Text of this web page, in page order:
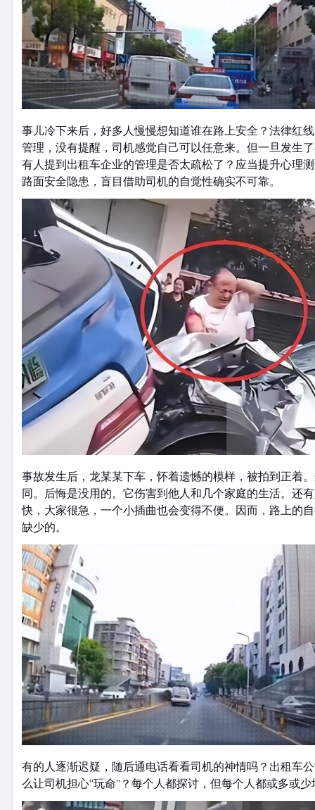
事儿冷下来后，好多人慢慢想知道谁在路上安全？法律红
管理，没有提醒，司机感觉自己可以任意来。但一旦发生
有人提到出租车企业的管理是否太疏松了？应当提升心理
路面安全隐患，盲目借助司机的自觉性确实不可靠。
事故发生后，龙某某下车，怀着遗憾的模样，被拍到正着
同。后悔是没用的。它伤害到他人和几个家庭的生活。还
快，大家很急，一个小插曲也会变得不便。因而，路上的
缺少的。
有的人逐渐迟疑，随后通电话看看司机的神情吗？出租车
么让司机担心“玩命”？每个人都探讨，但每个人都或多或